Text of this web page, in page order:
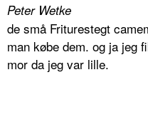
Peter Wetke
de små Friturestegt
man købe dem. og ja jeg
mor da jeg var lille.